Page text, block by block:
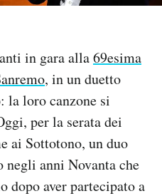
in gara alla69esima
, in un duetto
la loro canzone si
per la serata dei
ai Sottotono, un duo
anni Novanta che
dopo aver partecipato a